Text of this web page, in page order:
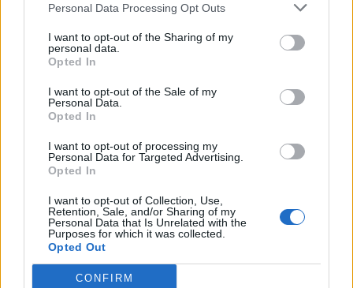
Personal Data Processing Opt Outs
I want to opt-out of the Sharing of my
personal data.
Opted In
I want to opt-out of the Sale of my
Personal Data.
Opted In
I want to opt-out of processing my
Personal Data for Targeted Advertising.
Opted In
I want to opt-out of Collection, Use,
Retention, Sale, and/or Sharing of my
Personal Data that Is Unrelated with the
Purposes for which it was collected.
Opted Out
CONFIRM
Pedig szóltam… – Miért nem hiszünk a
A legidegesítőbb kifejezések laza
gyűjteménye
Elyna Robbs: Adéle és az örökölt árnyak
Woody Allen megosztó zsenialitása